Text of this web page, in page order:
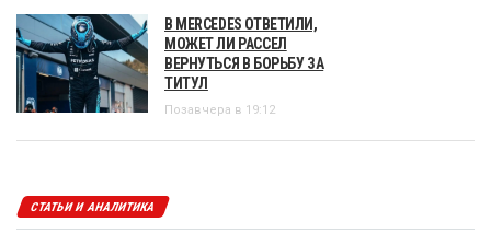
В MERCEDES ОТВЕТИЛИ,
МОЖЕТ ЛИ РАССЕЛ
ВЕРНУТЬСЯ В БОРЬБУ ЗА
ТИТУЛ
Позавчера в 19:12
СТАТЬИ И АНАЛИТИКА